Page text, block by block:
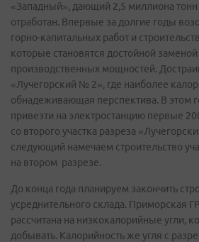
«Западный», дающий 2,5 миллиона тонн
отработан. Впервые за долгие годы
горно-капитальных работ и
которые становятся достойной
производственных мощностей.
«Лучегорский № 2», где наиболее
обнадеживающая перспектива. В этом
привезти на электростанцию первые
со второго участка разреза
следующий намечаем строительство
на втором разрезе.
До конца года планируем закончить
усреднительного склада. Приморская
рассчитана на низкокалорийные угли,
добывать. Калорийность же угля с